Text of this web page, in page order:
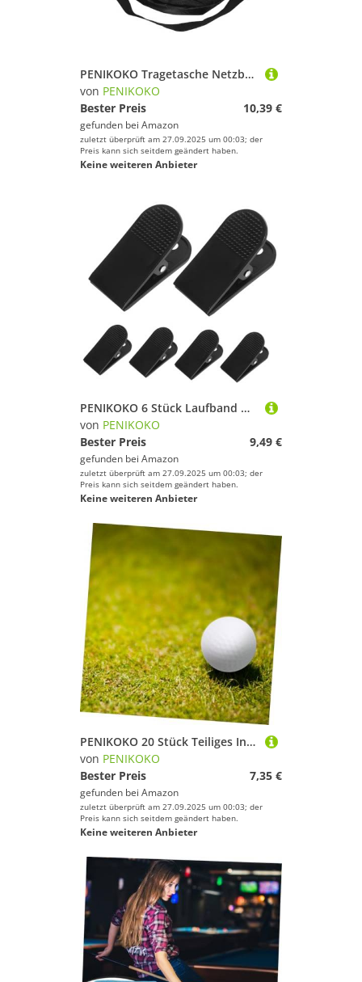
Inline-Skates & Rollschuhe
Kampfsport
Kanu-Sport
Kiteboarden
Klettern & Bouldern
Rollhockey
Skateboarding
Snowboard
Sportausrüstung
Sportausstattung
Sportschuhe
Stand-Up Paddling
Tauchen & Schnorcheln
Tischtennis
Turnen & Gymnastik
Volleyball
Wakeboarding
Wakeskating
Windsurfing
PENIKOKO
Geschlecht
PENIKOKO Tragetasche Netzbeutel mit Verstellbarem Schultergurt Langlebiges Mesh Material Multifunktionale Einzeltasche für Basketball Volleyball Fußball für Training und Wettkampf
von PENIKOKO
Bester Preis
10,39 €
gefunden bei Amazon
zuletzt überprüft am 27.09.2025 um 00:03; der
Preis kann sich seitdem geändert haben.
Keine weiteren Anbieter
PENIKOKO 6 Stück Laufband Notstopp Schlüssel Ersatzclip Sicherheitsschalter Ersatzteil mit Schnellreaktionsfunktion für Sicheres Training
von PENIKOKO
Bester Preis
9,49 €
gefunden bei Amazon
zuletzt überprüft am 27.09.2025 um 00:03; der
Preis kann sich seitdem geändert haben.
Keine weiteren Anbieter
PENIKOKO 20 Stück Teiliges Indoor Golf Trainingsball aus Robustem PP Kunststoff Hohl Leicht Farblich Sortiert Weiß Rot Orange Gelb Blau für Sicheres Üben und Effektives Golf Training
von PENIKOKO
Bester Preis
7,35 €
gefunden bei Amazon
zuletzt überprüft am 27.09.2025 um 00:03; der
Preis kann sich seitdem geändert haben.
Keine weiteren Anbieter